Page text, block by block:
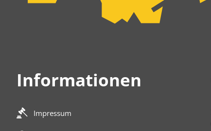
Informationen
Impressum